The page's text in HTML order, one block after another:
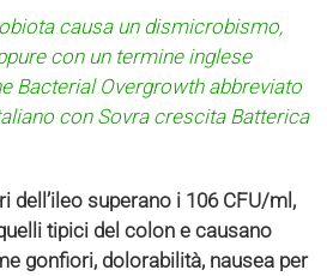
causa un dismicrobismo,
con un termine inglese
Bacterial Overgrowth abbreviato
con Sovra crescita Batterica
dell’ileo superano i 106 CFU/ml,
tipici del colon e causano
gonfiori, dolorabilità, nausea per